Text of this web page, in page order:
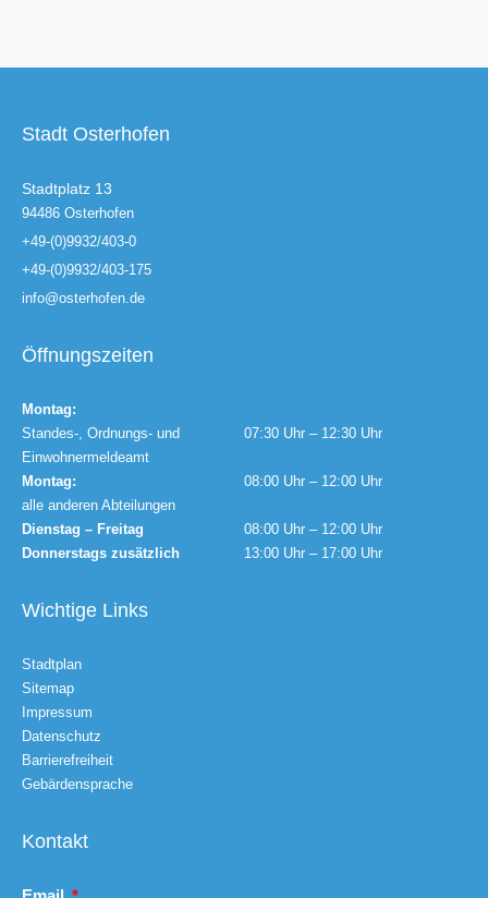
Stadt Osterhofen
Stadtplatz 13
94486 Osterhofen
+49-(0)9932/403-0
+49-(0)9932/403-175
info@osterhofen.de
Öffnungszeiten
Montag:
Standes-, Ordnungs- und
Einwohnermeldeamt
07:30 Uhr – 12:30 Uhr
Montag:
alle anderen Abteilungen
08:00 Uhr – 12:00 Uhr
Dienstag – Freitag
08:00 Uhr – 12:00 Uhr
Donnerstags zusätzlich
13:00 Uhr – 17:00 Uhr
Wichtige Links
Stadtplan
Sitemap
Impressum
Datenschutz
Barrierefreiheit
Gebärdensprache
Kontakt